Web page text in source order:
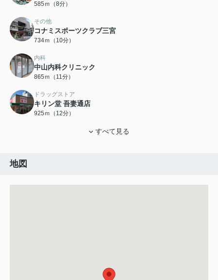
585ｍ（8分）
その他
コナミスポーツクラブ三宮
734ｍ（10分）
内科
中山内科クリニック
865ｍ（11分）
ドラッグストア
キリン堂 吾妻通店
925ｍ（12分）
すべて見る
地図